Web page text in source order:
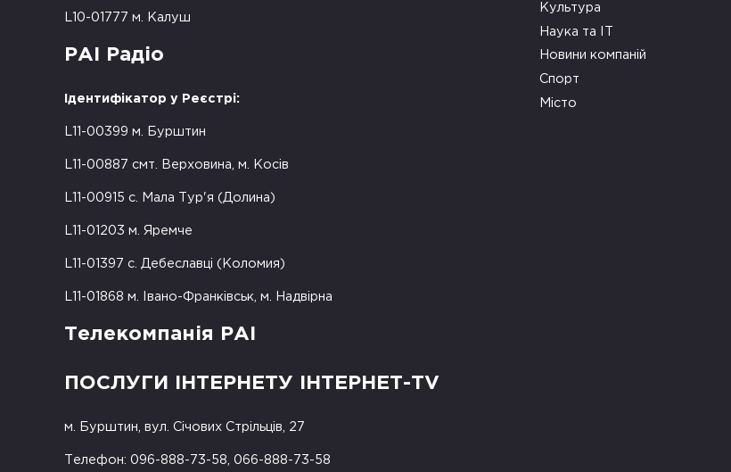
L10-01777 м. Калуш
РАІ Радіо
Ідентифікатор у Реєстрі:
L11-00399 м. Бурштин
L11-00887 смт. Верховина, м. Косів
L11-00915 с. Мала Тур'я (Долина)
L11-01203 м. Яремче
L11-01397 с. Дебеславці (Коломия)
L11-01868 м. Івано-Франківськ, м. Надвірна
Телекомпанія РАІ
ПОСЛУГИ ІНТЕРНЕТУ ІНТЕРНЕТ-TV
м. Бурштин, вул. Січових Стрільців, 27
Телефон: 096-888-73-58, 066-888-73-58
Культура
Наука та ІТ
Новини компаній
Спорт
Місто